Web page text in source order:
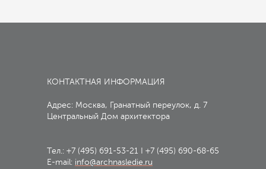
КОНТАКТНАЯ ИНФОРМАЦИЯ
Адрес: Москва, Гранатный переулок, д. 7
Центральный Дом архитектора
Тел.: +7 (495) 691-53-21
+7 (495) 690-68-65
E-mail: info@archnasledie.ru